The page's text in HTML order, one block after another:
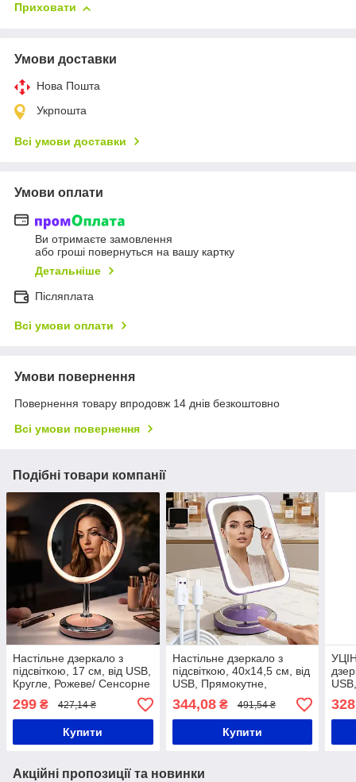
Приховати
Умови доставки
Нова Пошта
Укрпошта
Всі умови доставки
Умови оплати
Ви отримаєте замовлення
або гроші повернуться на вашу картку
Детальніше
Післяплата
Всі умови оплати
Умови повернення
Повернення товару впродовж 14 днів безкоштовно
Всі умови повернення
Подібні товари компанії
Настільне дзеркало з
підсвіткою, 17 см, від USB,
Кругле, Рожеве/ Сенсорне
дзеркало для макіяжу/
Косметичне дзеркало
299 ₴ 427,14 ₴
Купити
Настільне дзеркало з
підсвіткою, 40х14,5 см, від
USB, Прямокутне,
Фіолетовий/ Сенсорне
дзеркало для макіяжу/
Ксметичне
344,08₴ 491,54 ₴
Купити
Акційні пропозиції та новинки